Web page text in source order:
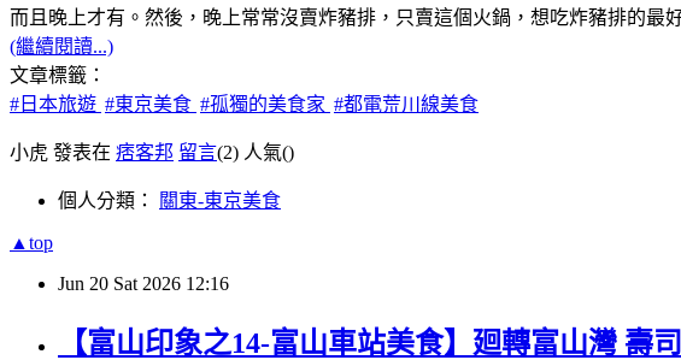
而且晚上才有。然後，晚上常常沒賣炸豬排，只賣這個火鍋，想吃炸豬排的最
(繼續閱讀...)
文章標籤：
#日本旅遊 #東京美食 #孤獨的美食家 #都電荒川線美食
小虎 發表在 痞客邦 留言(2) 人氣()
個人分類： 關東-東京美食
▲top
Jun 20 Sat 2026 12:16
【富山印象之14-富山車站美食】廻轉富山灣